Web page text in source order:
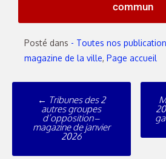
commun
Posté dans - Toutes nos
magazine de la ville, Page accueil
← Tribunes des 2
autres groupes
d’opposition –
magazine de janvier
2026